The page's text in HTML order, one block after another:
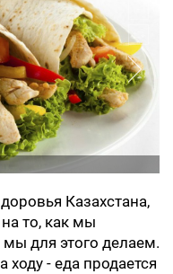
Казахстана,
то, как мы
для этого делаем.
ходу - еда продается